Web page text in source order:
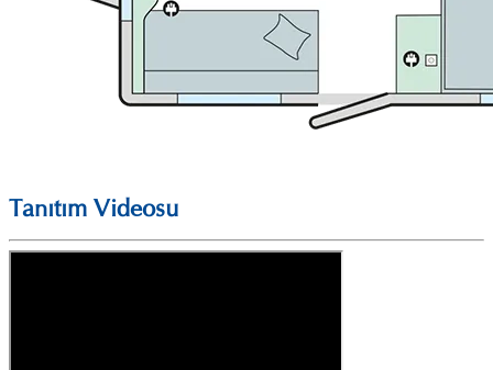
Tanıtım Videosu